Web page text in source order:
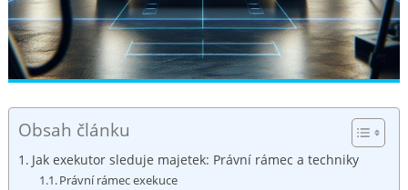
Obsah článku
Jak exekutor ‍sleduje majetek:⁣ Právní rámec a techniky
Právní rámec exekuce